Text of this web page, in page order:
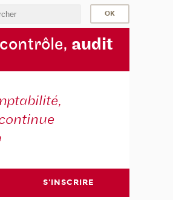
contrôle, audit
S'INSCRIRE